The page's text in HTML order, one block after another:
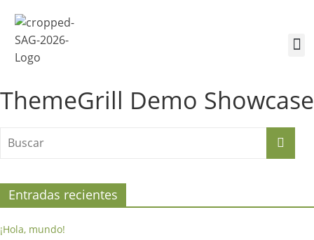
ThemeGrill Demo Showcase
Entradas recientes
¡Hola, mundo!